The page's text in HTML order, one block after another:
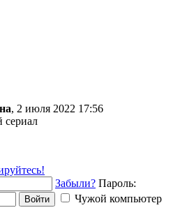
, 2 июля 2022 17:56
сериал
Забыли? Пароль:
Войти
Чужой компьютер